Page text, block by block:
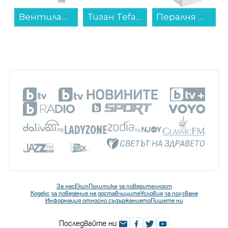
Пералня Whirlpool TDLR 6040 S , 1000 об./мин., 6.00 kg, C , Бял... Готварска печка (мини) Crown CMO-466WF , 2 ток , Бял...
За насЕкипПолитика за поверителност
Кодекс за поведение на доставчицитеУсловия за ползване
Информация относно съдържаниетоПишете ни
Последвайте ни